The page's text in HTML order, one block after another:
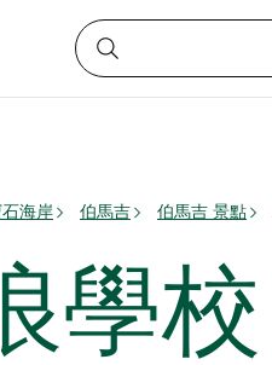
海岸 伯馬吉 伯馬吉 景點
學校